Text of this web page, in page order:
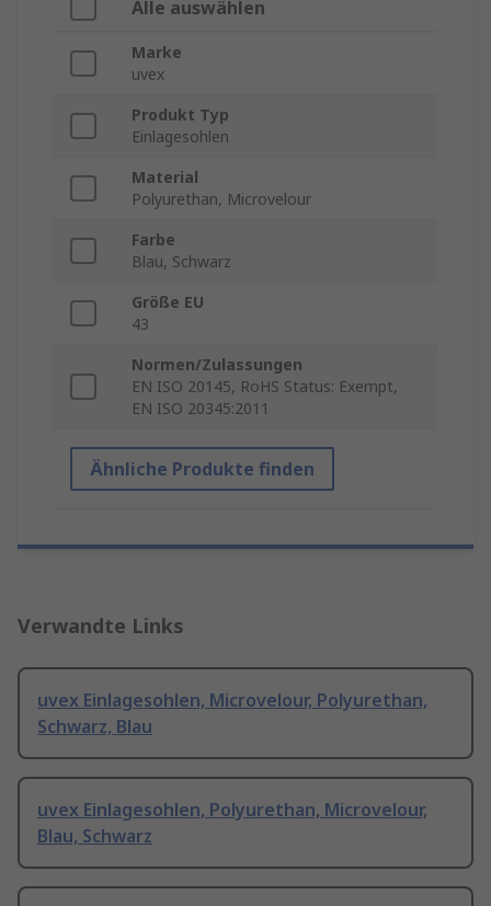
Alle auswählen
Marke
uvex
Produkt Typ
Einlagesohlen
Material
Polyurethan, Microvelour
Farbe
Blau, Schwarz
Größe EU
43
Normen/Zulassungen
EN ISO 20145, RoHS Status: Exempt,
EN ISO 20345:2011
Ähnliche Produkte finden
Verwandte Links
uvex Einlagesohlen, Microvelour, Polyurethan,
Schwarz, Blau
uvex Einlagesohlen, Polyurethan, Microvelour,
Blau, Schwarz